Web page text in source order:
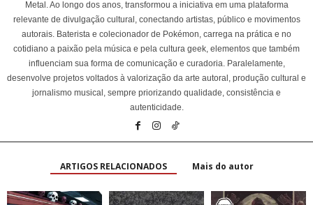
Metal. Ao longo dos anos, transformou a iniciativa em uma plataforma
relevante de divulgação cultural, conectando artistas, público e movimentos
autorais. Baterista e colecionador de Pokémon, carrega na prática e no
cotidiano a paixão pela música e pela cultura geek, elementos que também
influenciam sua forma de comunicação e curadoria. Paralelamente,
desenvolve projetos voltados à valorização da arte autoral, produção cultural e
jornalismo musical, sempre priorizando qualidade, consistência e
autenticidade.
ARTIGOS RELACIONADOS Mais do autor